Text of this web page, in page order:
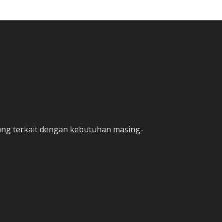
terkait dengan kebutuhan masing-